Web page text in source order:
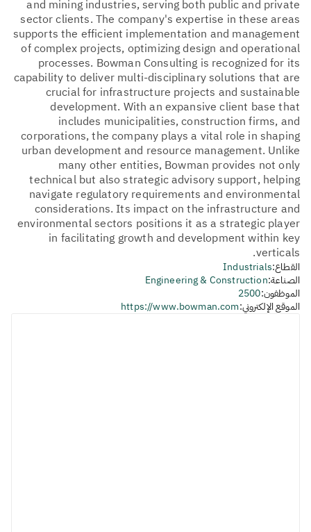
and mining industries, serving both public and private
sector clients. The company's expertise in these areas
supports the efficient implementation and management
of complex projects, optimizing design and operational
processes. Bowman Consulting is recognized for its
capability to deliver multi-disciplinary solutions that are
crucial for infrastructure projects and sustainable
development. With an expansive client base that
includes municipalities, construction firms, and
corporations, the company plays a vital role in shaping
urban development and resource management. Unlike
many other entities, Bowman provides not only
technical but also strategic advisory support, helping
navigate regulatory requirements and environmental
considerations. Its impact on the infrastructure and
environmental sectors positions it as a strategic player
in facilitating growth and development within key
verticals.
القطاع:Industrials
الصناعة:Engineering & Construction
الموظفون:2500
الموقع الإلكتروني:https://www.bowman.com